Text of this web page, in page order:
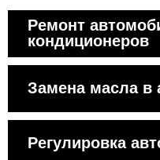
Ремонт
кондиционеров
Замена масла в
Регулировка